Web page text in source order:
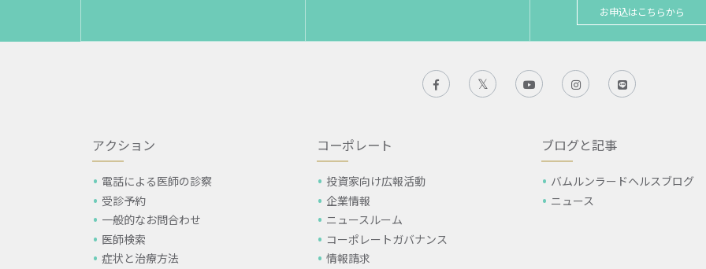
お申込はこちらから
アクション
電話による医師の診察
受診予約
一般的なお問合わせ
医師検索
症状と治療方法
コーポレート
投資家向け広報活動
企業情報
ニュースルーム
コーポレートガバナンス
情報請求
ブログと記事
バムルンラードヘルスブログ
ニュース